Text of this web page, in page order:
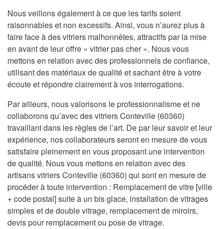
Nous veillons également à ce que les tarifs soient
raisonnables et non excessifs. Ainsi, vous n’aurez plus à
faire face à des vitriers malhonnêtes, attractifs par la mise
en avant de leur offre « vitrier pas cher ». Nous vous
mettons en relation avec des professionnels de confiance,
utilisant des matériaux de qualité et sachant être à votre
écoute et répondre clairement à vos interrogations.
Par ailleurs, nous valorisons le professionnalisme et ne
collaborons qu’avec des vitriers Conteville (60360)
travaillant dans les règles de l’art. De par leur savoir et leur
expérience, nos collaborateurs seront en mesure de vous
satisfaire pleinement en vous proposant une intervention
de qualité. Nous vous mettons en relation avec des
artisans vitriers Conteville (60360) qui sont en mesure de
procéder à toute intervention : Remplacement de vitre [ville
+ code postal] suite à un bis glace, installation de vitrages
simples et de double vitrage, remplacement de miroirs,
devis pour remplacement ou pose de vitrage.